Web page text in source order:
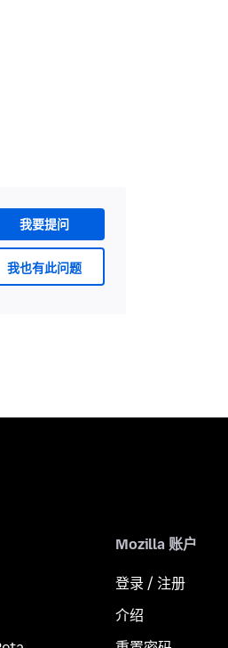
我要提问
我也有此问题
Mozilla 账户
登录 / 注册
介绍